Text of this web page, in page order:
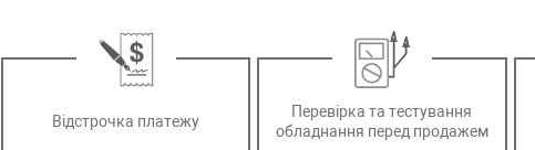
Відстрочка платежу
Перевірка та тестування
обладнання перед продажем